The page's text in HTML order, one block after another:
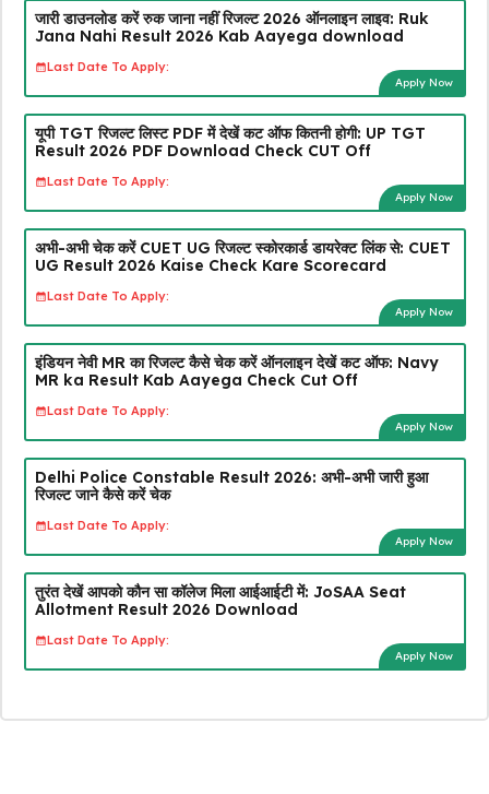
जारी डाउनलोड करें रुक जाना नहीं रिजल्ट 2026 ऑनलाइन लाइव: Ruk
Jana Nahi Result 2026 Kab Aayega download
Last Date To Apply:
Apply Now
यूपी TGT रिजल्ट लिस्ट PDF में देखें कट ऑफ कितनी होगी: UP TGT
Result 2026 PDF Download Check CUT Off
Last Date To Apply:
Apply Now
अभी-अभी चेक करें CUET UG रिजल्ट स्कोरकार्ड डायरेक्ट लिंक से: CUET
UG Result 2026 Kaise Check Kare Scorecard
Last Date To Apply:
Apply Now
इंडियन नेवी MR का रिजल्ट कैसे चेक करें ऑनलाइन देखें कट ऑफ: Navy
MR ka Result Kab Aayega Check Cut Off
Last Date To Apply:
Apply Now
Delhi Police Constable Result 2026: अभी-अभी जारी हुआ
रिजल्ट जाने कैसे करें चेक
Last Date To Apply:
Apply Now
तुरंत देखें आपको कौन सा कॉलेज मिला आईआईटी में: JoSAA Seat
Allotment Result 2026 Download
Last Date To Apply:
Apply Now